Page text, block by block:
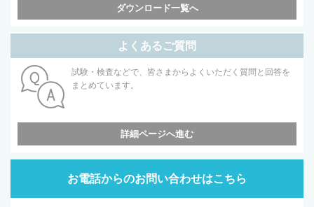
ダウンロード一覧へ
よくあるご質問
試験・検査などで、皆さまからよくいただく質問と回答を
まとめています。
詳細ページへ進む
お電話からのお問い合わせはこちら